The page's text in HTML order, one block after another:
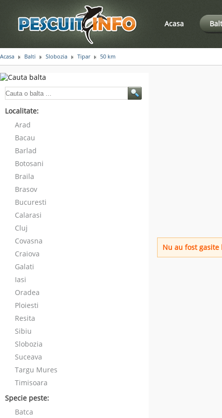
Acasa
Acasa Balti Slobozia Tipar 50 km
Localitate:
Arad
Bacau
Barlad
Botosani
Braila
Brasov
Bucuresti
Calarasi
Cluj
Covasna
Craiova
Galati
Iasi
Oradea
Ploiesti
Resita
Sibiu
Slobozia
Suceava
Targu Mures
Timisoara
Specie peste:
Batca
Nu au fost